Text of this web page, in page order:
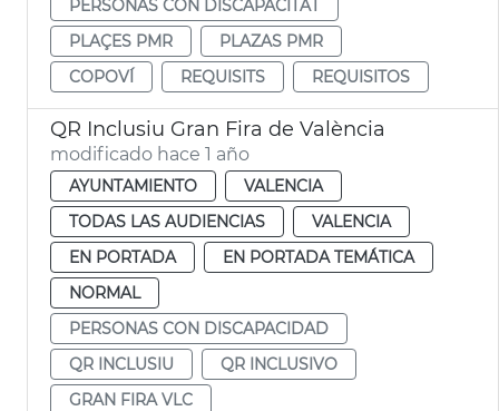
PERSONAS CON DISCAPACITAT
PLAÇES PMR
PLAZAS PMR
COPOVÍ
REQUISITS REQUISITOS
QR Inclusiu Gran Fira de València
modificado hace 1 año
AYUNTAMIENTO
VALENCIA
TODAS LAS AUDIENCIAS
VALENCIA
EN PORTADA
EN PORTADA TEMÁTICA
NORMAL
PERSONAS CON DISCAPACIDAD
QR INCLUSIU
QR INCLUSIVO
GRAN FIRA VLC